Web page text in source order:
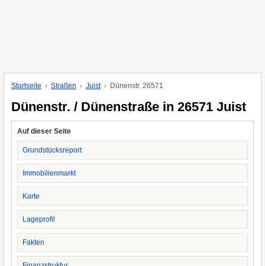
Startseite Straßen Juist Dünenstr. 26571
Dünenstr. / Dünenstraße in 26571 Juist
Auf dieser Seite
Grundstücksreport
Immobilienmarkt
Karte
Lageprofil
Fakten